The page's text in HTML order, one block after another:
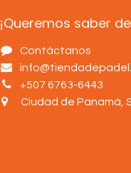
¡Queremos saber
Contáctanos
+507 6763-6443
Ciudad de Panamá,